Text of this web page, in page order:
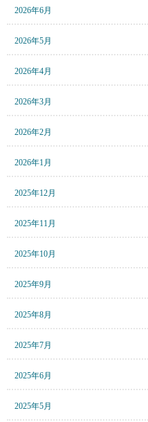
2026年6月
2026年5月
2026年4月
2026年3月
2026年2月
2026年1月
2025年12月
2025年11月
2025年10月
2025年9月
2025年8月
2025年7月
2025年6月
2025年5月